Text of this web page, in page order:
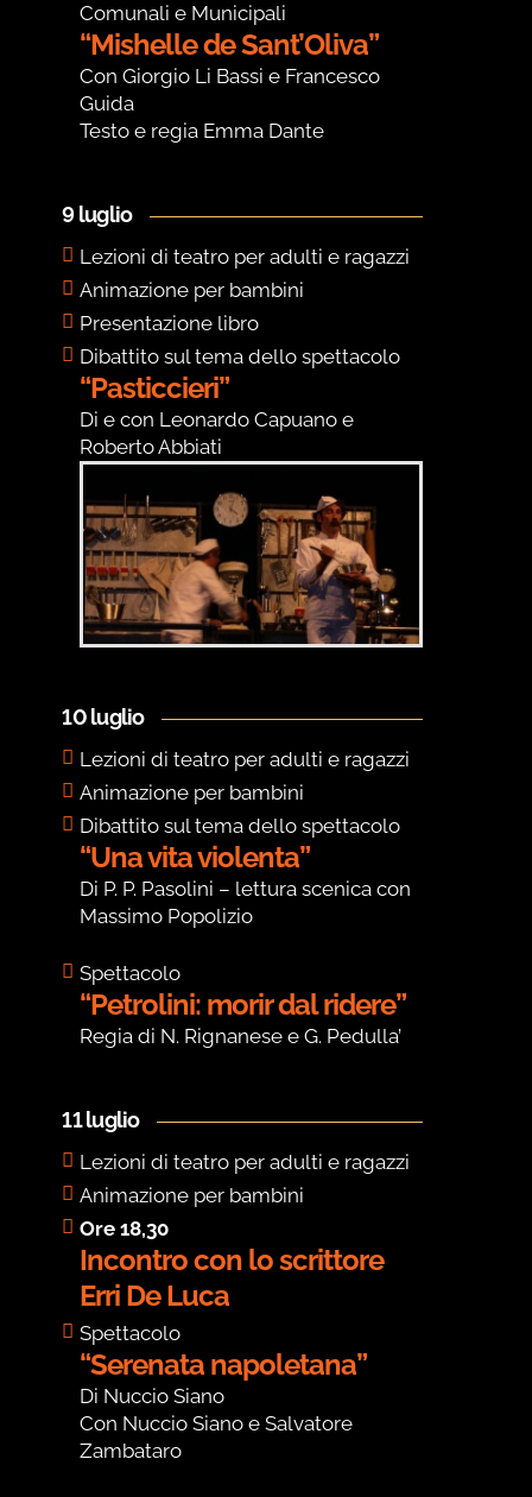
Comunali e Municipali
“Mishelle de Sant’Oliva”
Con Giorgio Li Bassi e Francesco
Guida
Testo e regia Emma Dante
9 luglio
Lezioni di teatro per adulti e ragazzi
Animazione per bambini
Presentazione libro
Dibattito sul tema dello spettacolo
“Pasticcieri”
Di e con Leonardo Capuano e
Roberto Abbiati
10 luglio
Lezioni di teatro per adulti e ragazzi
Animazione per bambini
Dibattito sul tema dello spettacolo
“Una vita violenta”
Di P. P. Pasolini – lettura scenica con
Massimo Popolizio
Spettacolo
“Petrolini: morir dal ridere”
Regia di N. Rignanese e G. Pedulla’
11 luglio
Lezioni di teatro per adulti e ragazzi
Animazione per bambini
Ore 18,30
Incontro con lo scrittore
Erri De Luca
Spettacolo
“Serenata napoletana”
Di Nuccio Siano
Con Nuccio Siano e Salvatore
Zambataro